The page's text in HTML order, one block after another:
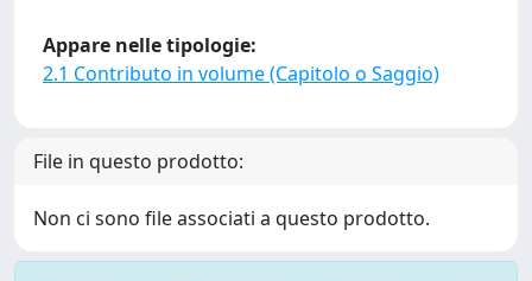
Appare nelle tipologie:
2.1 Contributo in volume (Capitolo o Saggio)
File in questo prodotto:
Non ci sono file associati a questo prodotto.